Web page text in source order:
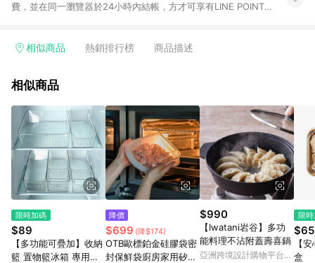
費，並在同一瀏覽器於24小時內結帳，方才可享有LINE POINTS
4. 不具回饋資格種類商品：電子禮券。 5. 回饋點數計算將排除訂
錄，相關問題請於保留時間內聯絡客服中心，並由康達盛通生活
提供簡單、快速、輕鬆的購物流程及體驗，將不定期推出精選、
話題性或期間限定商品來滿足您的喜好。
相似商品 熱銷排行榜 商品描述
相似商品
限時加碼
$89
【多功能可疊加】收納
籃 置物籃冰箱 專用保
降價
$699 (降$174)
OTB歐標鉑金硅膠袋密
封保鮮袋廚房家用矽低
$990
【Iwatani岩谷】多功
能料理不沾附蓋壽喜鍋
亞洲跨境設計購物平台
限
$65
【
盒